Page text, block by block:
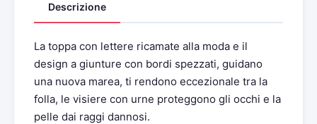
Descrizione
La toppa con lettere ricamate alla moda e il
design a giunture con bordi spezzati, guidano
una nuova marea, ti rendono eccezionale tra la
folla, le visiere con urne proteggono gli occhi e la
pelle dai raggi dannosi.